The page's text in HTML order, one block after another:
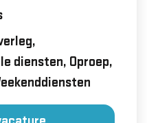
diensten, Oproep,